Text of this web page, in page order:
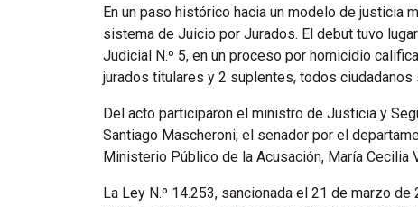
En un paso histórico hacia un modelo de justicia
sistema de Juicio por Jurados. El debut tuvo
Judicial N.º 5, en un proceso por homicidio
jurados titulares y 2 suplentes, todos
Del acto participaron el ministro de Justicia y
Santiago Mascheroni; el senador por el
Ministerio Público de la Acusación, María Cecilia
La Ley N.º 14.253, sancionada el 21 de marzo